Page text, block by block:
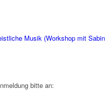
Musik (Workshop mit
bitte an: